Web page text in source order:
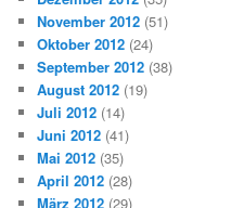
Oktober 2012(24)
September 2012(38)
August 2012(19)
Juli 2012(14)
Juni 2012 (41)
Mai 2012(35)
April 2012(28)
März 2012 (29)
Februar 2012(10)